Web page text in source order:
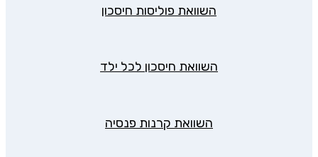
השוואת פוליסות חיסכון
השוואת חיסכון לכל ילד
השוואת קרנות פנסיה